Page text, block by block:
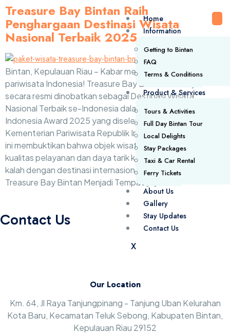
Home
Information
Getting to Bintan
FAQ
Terms & Conditions
Product & Services
Tours & Activities
Full Day Bintan Tour
Local Delights
Stay Packages
Taxi & Car Rental
Ferry Tickets
About Us
Gallery
Stay Updates
Contact Us
X
Treasure Bay Bintan Raih
Penghargaan Destinasi Wisata
Nasional Terbaik 2025
Bintan, Kepulauan Riau – Kabar membanggakan bagi
pariwisata Indonesia! Treasure Bay Bintan baru saja
secara resmi dinobatkan sebagai Destinasi Wisata
Nasional Terbaik se-Indonesia dalam ajang Wonderful
Indonesia Award 2025 yang diselenggarakan oleh
Kementerian Pariwisata Republik Indonesia. Penghargaan
ini membuktikan bahwa objek wisata Bintan memiliki
kualitas pelayanan dan daya tarik kelas dunia yang tidak
kalah dengan destinasi internasional lainnya. Mengapa
Treasure Bay Bintan Menjadi Tempat […]
Contact Us
Our Location
Km. 64, Jl Raya Tanjungpinang - Tanjung Uban Kelurahan
Kota Baru, Kecamatan Teluk Sebong, Kabupaten Bintan,
Kepulauan Riau 29152